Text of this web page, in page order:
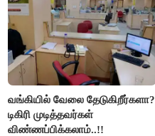
வங்கியில் வேலை தேடுகிறீர்களா?
டிகிரி முடித்தவர்கள்
விண்ணப்பிக்கலாம்..!!